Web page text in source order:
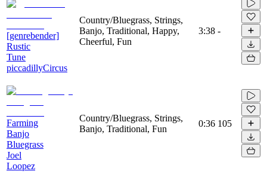
[genrebender]
Rustic
Tune
piccadillyCircus
Country/Bluegrass, Strings,
Banjo, Traditional, Happy,
Cheerful, Fun
3:38 -
Farming
Banjo
Bluegrass
Joel
Loopez
Country/Bluegrass, Strings,
Banjo, Traditional, Fun
0:36 105